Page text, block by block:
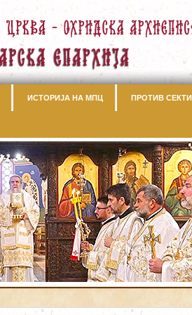
ИСТОРИЈА НА МПЦ ПРОТИВ